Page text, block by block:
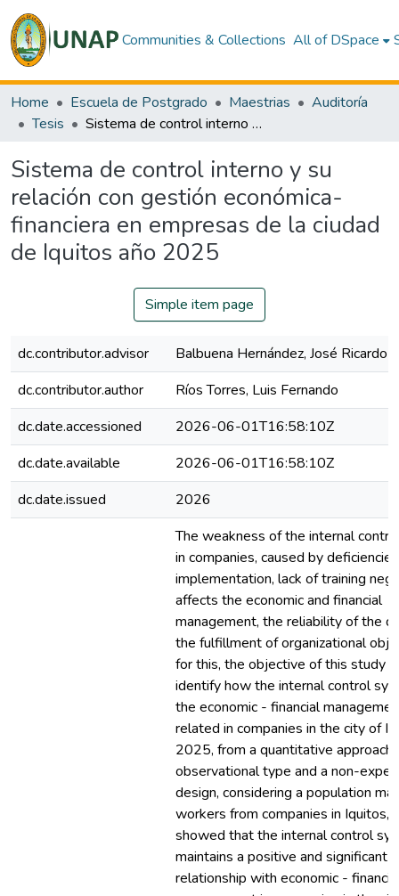
Communities & Collections All of DSpace
Home Escuela de Postgrado Maestrias
Auditoría
Tesis
Sistema de control interno y su relación con gestión económica- financiera en empresas de la ciudad de Iquitos año 2025
Sistema de control interno y su
relación con gestión económica-
financiera en empresas de la ciudad
de Iquitos año 2025
Simple item page
dc.contributor.advisor
Balbuena Hernández, José Ricardo
dc.contributor.author
Ríos Torres, Luis Fernando
dc.date.accessioned
2026-06-01T16:58:10Z
dc.date.available
2026-06-01T16:58:10Z
dc.date.issued
2026
The weakness of the internal
in companies, caused by
implementation, lack of training
affects the economic and financial
management, the reliability of the
the fulfillment of organizational
for this, the objective of this study
identify how the internal control
the economic - financial
related in companies in the city of
2025, from a quantitative approach
observational type and a non-
design, considering a population
workers from companies in Iquitos,
showed that the internal control
maintains a positive and significant
relationship with economic -